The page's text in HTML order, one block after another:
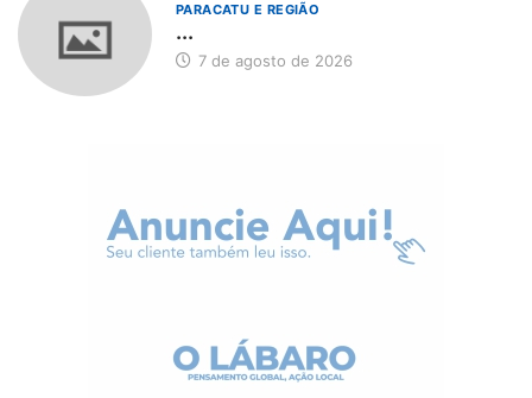
PARACATU E REGIÃO
...
7 de agosto de 2026